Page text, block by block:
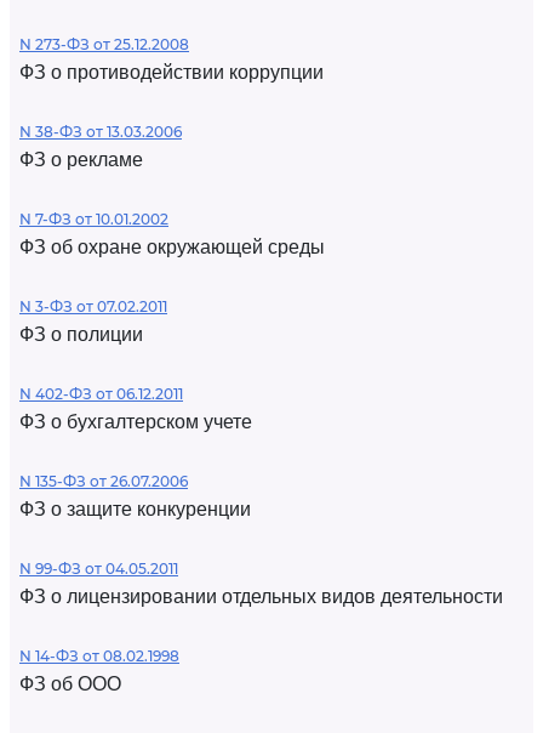
N 273-ФЗ от 25.12.2008
ФЗ о противодействии коррупции
N 38-ФЗ от 13.03.2006
ФЗ о рекламе
N 7-ФЗ от 10.01.2002
ФЗ об охране окружающей среды
N 3-ФЗ от 07.02.2011
ФЗ о полиции
N 402-ФЗ от 06.12.2011
ФЗ о бухгалтерском учете
N 135-ФЗ от 26.07.2006
ФЗ о защите конкуренции
N 99-ФЗ от 04.05.2011
ФЗ о лицензировании отдельных видов деятельности
N 14-ФЗ от 08.02.1998
ФЗ об ООО